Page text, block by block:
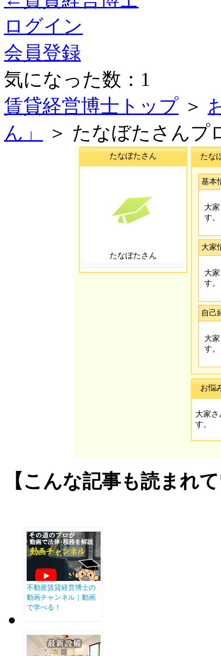
ログイン
会員登録
気になった数：1
賃貸経営博士トップ ＞
ん」
＞ たなぼたさんプ
たなぼたさん
たなぼたさん
たな
基本
大
す。
大家
大
す。
自己
大
す。
お悩
大家
す。
【こんな記事も読まれ